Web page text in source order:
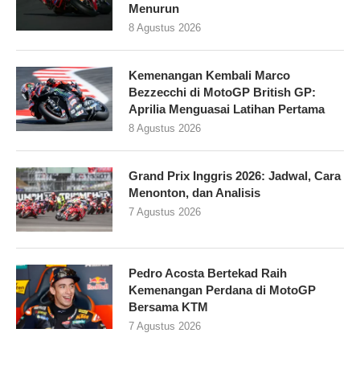
Menurun
8 Agustus 2026
Kemenangan Kembali Marco
Bezzecchi di MotoGP British GP:
Aprilia Menguasai Latihan Pertama
8 Agustus 2026
Grand Prix Inggris 2026: Jadwal, Cara
Menonton, dan Analisis
7 Agustus 2026
Pedro Acosta Bertekad Raih
Kemenangan Perdana di MotoGP
Bersama KTM
7 Agustus 2026